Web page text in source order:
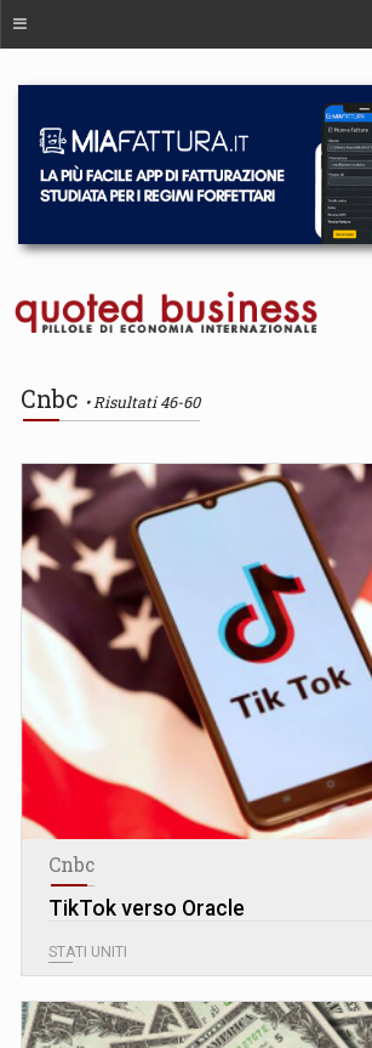
Cnbc Risultati 46-60
Cnbc
TikTok verso Oracle
STATI UNITI